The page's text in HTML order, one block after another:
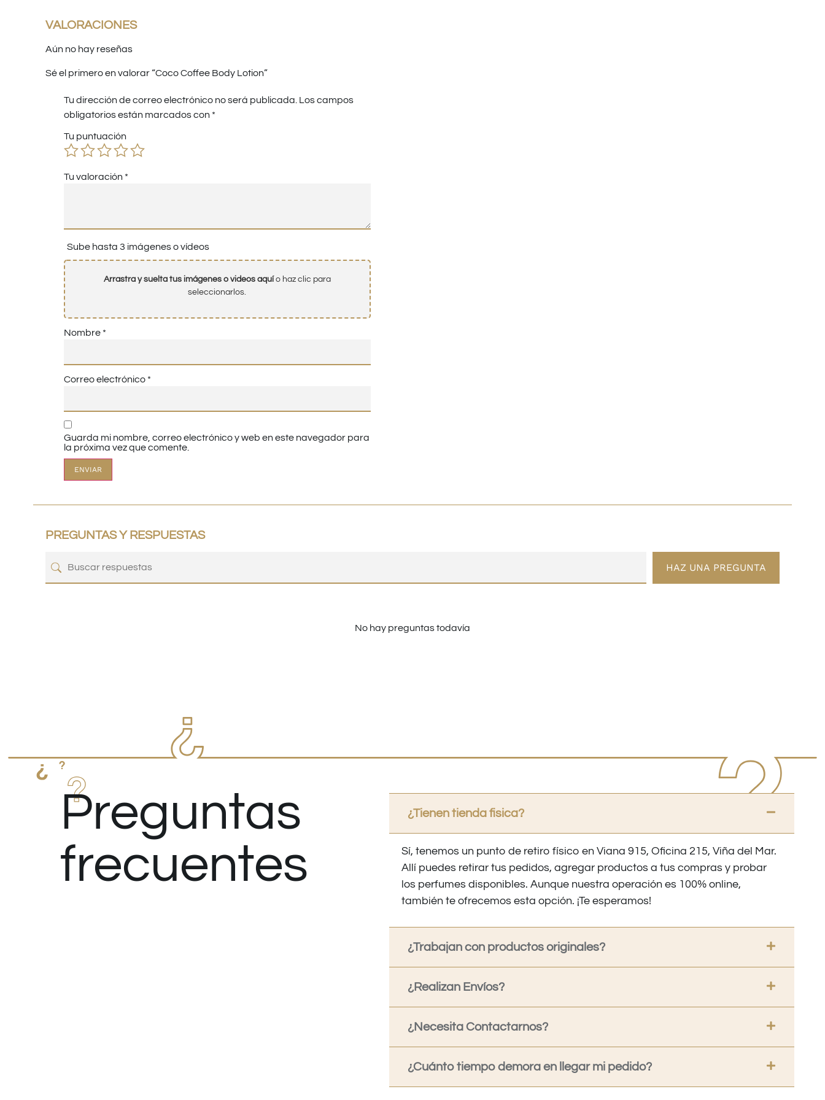
VALORACIONES
Aún no hay reseñas
Sé el primero en valorar “Coco Coffee Body Lotion”
Tu dirección de correo electrónico no será publicada. Los campos
obligatorios están marcados con *
Tu puntuación
Tu valoración *
Sube hasta 3 imágenes o vídeos
Arrastra y suelta tus imágenes o videos aquío haz clic para
seleccionarlos.
Nombre *
Correo electrónico *
Guarda mi nombre, correo electrónico y web en este navegador para
la próxima vez que comente.
PREGUNTAS Y RESPUESTAS
HAZ UNA PREGUNTA
No hay preguntas todavía
Preguntas
frecuentes
¿Tienen tienda fisica?
Sí, tenemos un punto de retiro físico en Viana 915, Oficina 215, Viña del Mar.
Allí puedes retirar tus pedidos, agregar productos a tus compras y probar
los perfumes disponibles. Aunque nuestra operación es 100% online,
también te ofrecemos esta opción. ¡Te esperamos!
¿Trabajan con productos originales?
¿Realizan Envíos?
¿Necesita Contactarnos?
¿Cuánto tiempo demora en llegar mi pedido?